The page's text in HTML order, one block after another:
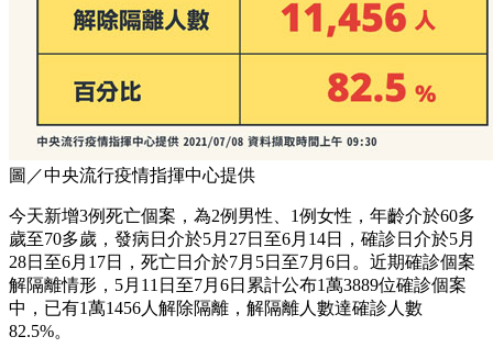
圖／中央流行疫情指揮中心提供
今天新增3例死亡個案，為2例男性、1例女性，年齡介於60多
歲至70多歲，發病日介於5月27日至6月14日，確診日介於5月
28日至6月17日，死亡日介於7月5日至7月6日。近期確診個案
解隔離情形，5月11日至7月6日累計公布1萬3889位確診個案
中，已有1萬1456人解除隔離，解隔離人數達確診人數
82.5%。